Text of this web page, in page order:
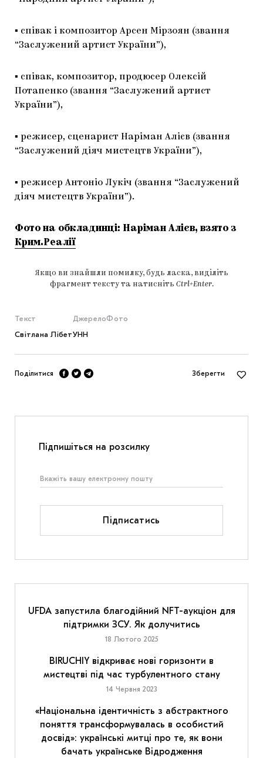
▪️ співак і композитор Арсен Мірзоян (звання
“Заслужений артист України”),
▪️ співак, композитор, продюсер Олексій
Потапенко (звання “Заслужений артист
України”),
▪️ режисер, сценарист Наріман Алієв (звання
“Заслужений діяч мистецтв України”),
▪️ режисер Антоніо Лукіч (звання “Заслужений
діяч мистецтв України”).
Фото на обкладинці: Наріман Алієв, взято з
Крим.Реалії
Якщо ви знайшли помилку, будь ласка, виділіть
фрагмент тексту та натисніть Ctrl+Enter.
Текст
Світлана Лібет
Джерело
УНН
Фото
Поділитися Зберегти
Підпишіться на розсилку
Підписатись
UFDA запустила благодійний NFT-аукціон для
підтримки ЗСУ. Як долучитись
18 Лютого 2025
BIRUCHIY відкриває нові горизонти в
мистецтві під час турбулентного стану
14 Червня 2023
«Національна ідентичність з абстрактного
поняття трансформувалась в особистий
досвід»: українські митці про те, як вони
бачать українське Відродження